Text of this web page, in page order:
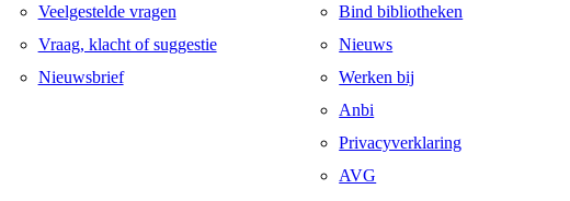
Veelgestelde vragen
Vraag, klacht of suggestie
Nieuwsbrief
Bind bibliotheken
Nieuws
Werken bij
Anbi
Privacyverklaring
AVG